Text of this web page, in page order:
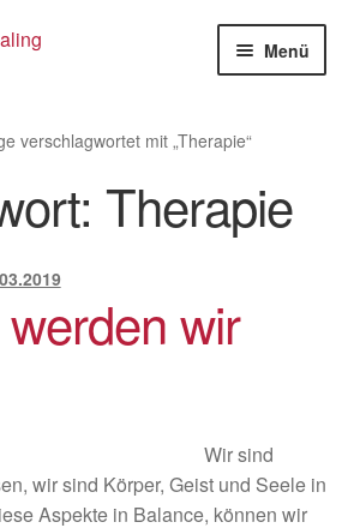
Menü
verschlagwortet mit „Therapie“
Therapie
wir
Wir sind
wir sind Körper, Geist und Seele in
Aspekte in Balance, können wir